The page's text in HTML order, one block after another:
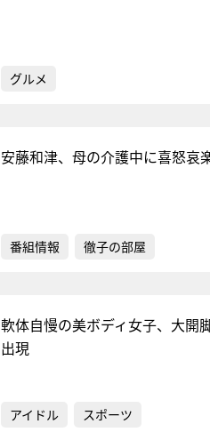
グルメ
安藤和津、母の介護中に喜怒哀
番組情報 徹子の部屋
軟体自慢の美ボディ女子、大開
出現
アイドル スポーツ